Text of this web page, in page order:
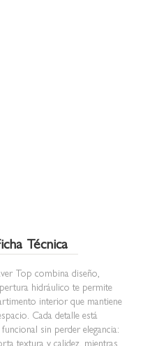
Top combina diseño,
hidráulico te permite
interior que mantiene
Cada detalle está
sin perder elegancia:
textura y calidez, mientras
Técnica